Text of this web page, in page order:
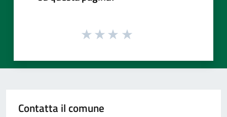
Contatta il comune